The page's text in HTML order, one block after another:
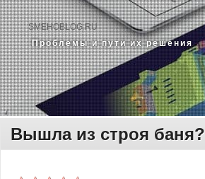
SMEHOBLOG.RU
Прοблемы и пути их решения
Вышла из строя баня?